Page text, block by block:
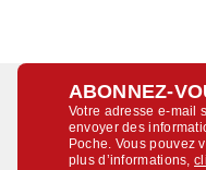
ABONNEZ-
Votre adresse e-mail
envoyer des
Poche. Vous pouvez
plus d’informations,